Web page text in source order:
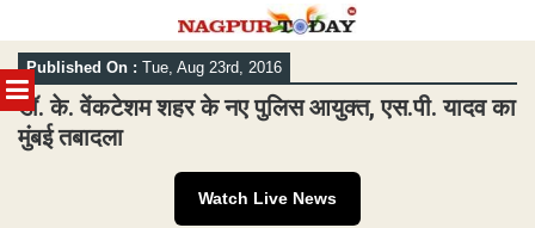
MENU
Skip
to
content
Published On : Tue, Aug 23rd, 2016
डॉ. के. वेंकटेशम शहर के नए पुलिस आयुक्त, एस.पी. यादव का
मुंबई तबादला
Watch Live News